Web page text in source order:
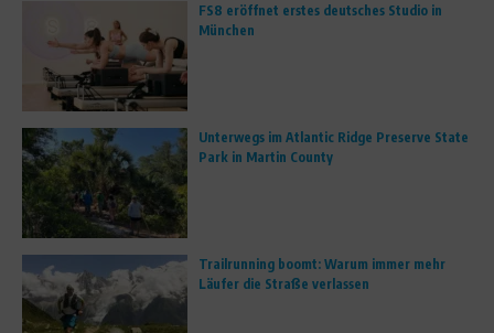
FS8 eröffnet erstes deutsches Studio in
München
Unterwegs im Atlantic Ridge Preserve State
Park in Martin County
Trailrunning boomt: Warum immer mehr
Läufer die Straße verlassen